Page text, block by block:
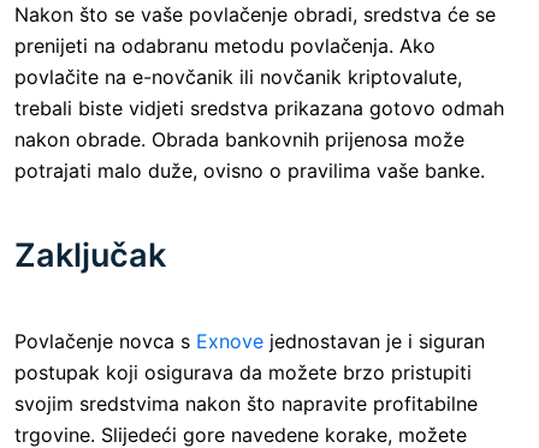
Nakon što se vaše povlačenje obradi, sredstva će se
prenijeti na odabranu metodu povlačenja. Ako
povlačite na e-novčanik ili novčanik kriptovalute,
trebali biste vidjeti sredstva prikazana gotovo odmah
nakon obrade. Obrada bankovnih prijenosa može
potrajati malo duže, ovisno o pravilima vaše banke.
Zaključak
Povlačenje novca s Exnove jednostavan je i siguran
postupak koji osigurava da možete brzo pristupiti
svojim sredstvima nakon što napravite profitabilne
trgovine. Slijedeći gore navedene korake, možete